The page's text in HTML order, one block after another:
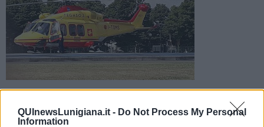
QUInewsLunigiana.it - Do Not Process My Personal
Information
La centrale del 118 ha allertato l'automedica e l'elicottero
constatare il decesso del lavoratore